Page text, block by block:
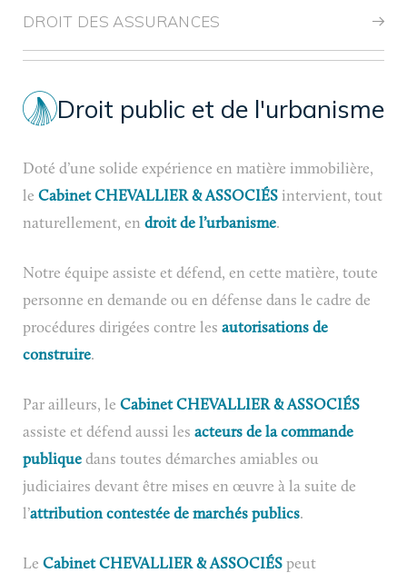
DROIT DES ASSURANCES
Droit public et de l'urbanisme
Doté d’une solide expérience en matière immobilière,
le Cabinet CHEVALLIER & ASSOCIÉS intervient, tout
naturellement, en droit de l’urbanisme.
Notre équipe assiste et défend, en cette matière, toute
personne en demande ou en défense dans le cadre de
procédures dirigées contre les autorisations de
construire.
Par ailleurs, le Cabinet CHEVALLIER & ASSOCIÉS
assiste et défend aussi les acteurs de la commande
publique dans toutes démarches amiables ou
judiciaires devant être mises en œuvre à la suite de
l’attribution contestée de marchés publics.
Le Cabinet CHEVALLIER & ASSOCIÉS peut